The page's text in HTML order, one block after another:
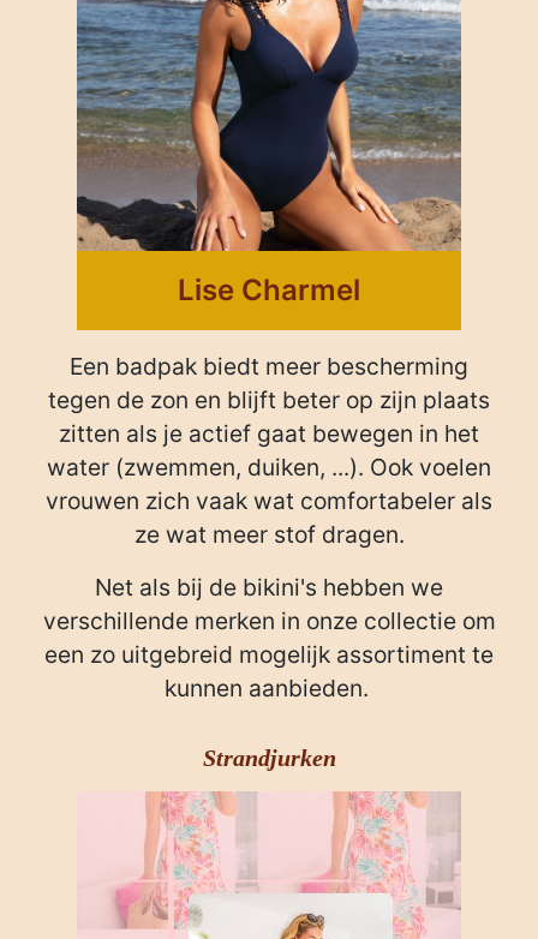
Lise Charmel
Een badpak biedt meer bescherming
tegen de zon en blijft beter op zijn plaats
zitten als je actief gaat bewegen in het
water (zwemmen, duiken, ...). Ook voelen
vrouwen zich vaak wat comfortabeler als
ze wat meer stof dragen.
Net als bij de bikini's hebben we
verschillende merken in onze collectie om
een zo uitgebreid mogelijk assortiment te
kunnen aanbieden.
Strandjurken